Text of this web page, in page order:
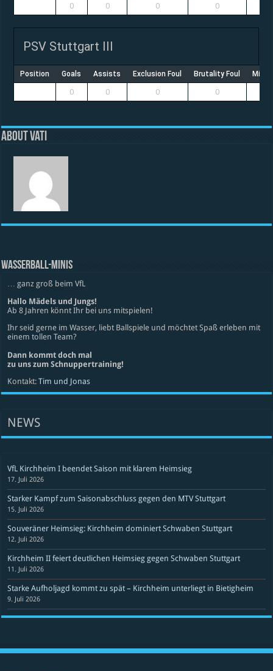
0 0 0 0
PSV Stuttgart III
Position Goals Assists Exclusion Foul Brutality Foul
0 0 0 0
About vati
WASSERBALL-MINIS
… ganz groß beim VfL
Hallo Mädels und Jungs!
Ab 8 Jahren könnt Ihr bei uns mitspielen!
Ihr seid gerne im Wasser, liebt Ballspiele und möchtet Spaß erleben mit
einem tollen Team?
Dann kommt doch mal
zu uns zum Schnuppertraining!
Kontakt:Tim und Jonas
NEWS
VfL Kirchheim I beendet Saison mit klarem Heimsieg
17. Juli 2026
Starker Kampf zum Saisonabschluss gegen den MTV Stuttgart
15. Juli 2026
Souveräner Heimsieg: Kirchheim dominiert Schwaben Stuttgart
12. Juli 2026
Kirchheim II feiert deutlichen Heimsieg gegen Schwaben Stuttgart
11. Juli 2026
Starke Aufholjagd kommt zu spät – Kirchheim unterliegt in Bietigheim
9. Juli 2026